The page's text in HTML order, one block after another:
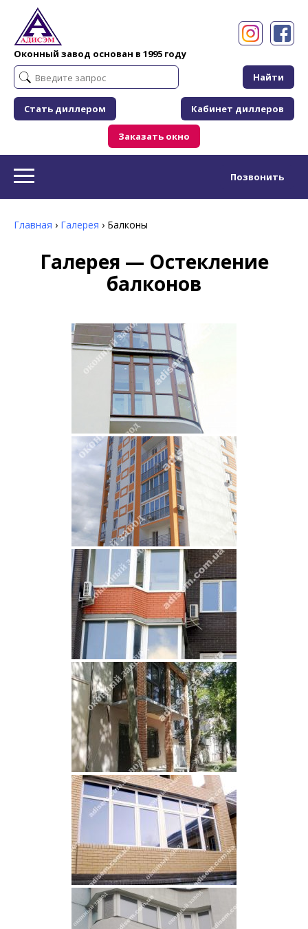
Оконный завод основан в 1995 году
Найти
Стать диллером Кабинет диллеров
Заказать окно
Позвонить
Главная › Галерея › Балконы
Галерея — Остекление
балконов